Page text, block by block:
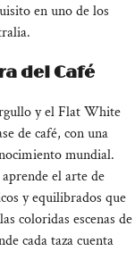
en uno de los
del Café
y el Flat White
de café, con una
mundial.
el arte de
y equilibrados que
coloridas escenas de
cada taza cuenta